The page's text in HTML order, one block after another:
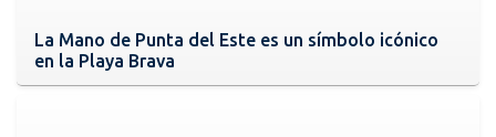
La Mano de Punta del Este es un símbolo icónico
en la Playa Brava